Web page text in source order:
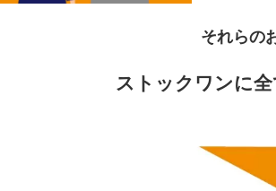
それらの
ス トックワンに